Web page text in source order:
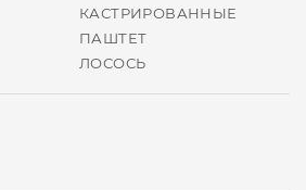
КАСТРИРОВАННЫЕ
ПАШТЕТ
ЛОСОСЬ